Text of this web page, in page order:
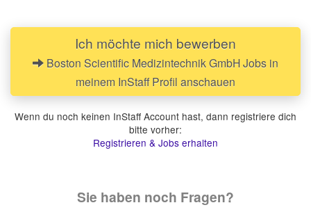
Ich möchte mich bewerben
Boston Scientific Medizintechnik GmbH Jobs in
meinem InStaff Profil anschauen
Wenn du noch keinen InStaff Account hast, dann registriere dich
bitte vorher:
Registrieren & Jobs erhalten
Sie haben noch Fragen?